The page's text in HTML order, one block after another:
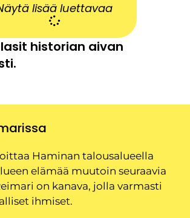
lisää luettavaa
historian aivan
Haminan talousalueella
elämää muutoin seuraavia
on kanava, jolla varmasti
ihmiset.